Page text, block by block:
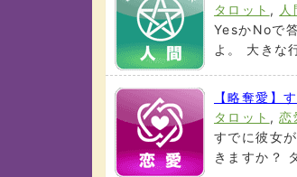
タロット , 人
YesかNoで
よ。 大きな
【略奪愛】
タロット ,恋
すでに彼女
きますか？